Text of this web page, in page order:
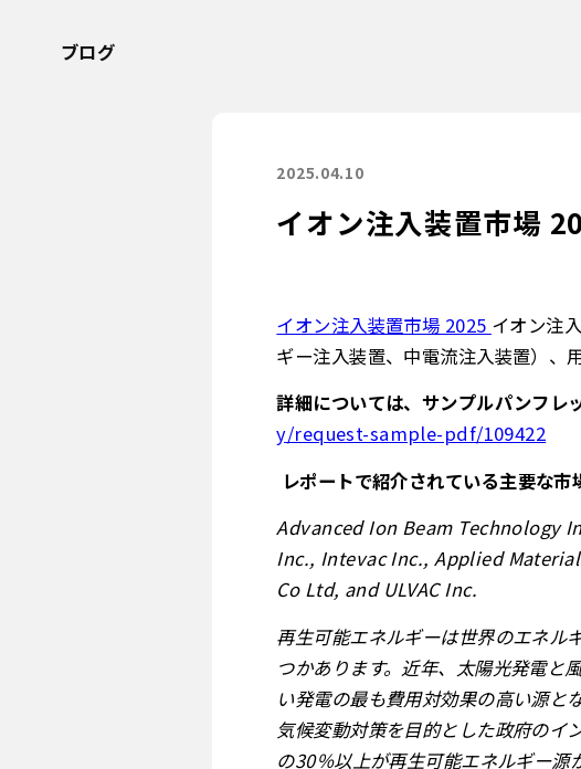
ブログ
2025.04.10
イオン注入装置市場
イオン注入装置市場 2025 イオン注
ギー注入装置、中電流注入装置）、
詳細については、サンプルパンフレ
y/request-sample-pdf/109422
レポートで紹介されている主要な市
Advanced Ion Beam Technology
Inc., Intevac Inc., Applied
Co Ltd, and ULVAC Inc.
再生可能エネルギーは世界のエネル
つかあります。近年、太陽光発電と
い発電の最も費用対効果の高い源と
気候変動対策を目的とした政府のイ
の30％以上が再生可能エネルギー源